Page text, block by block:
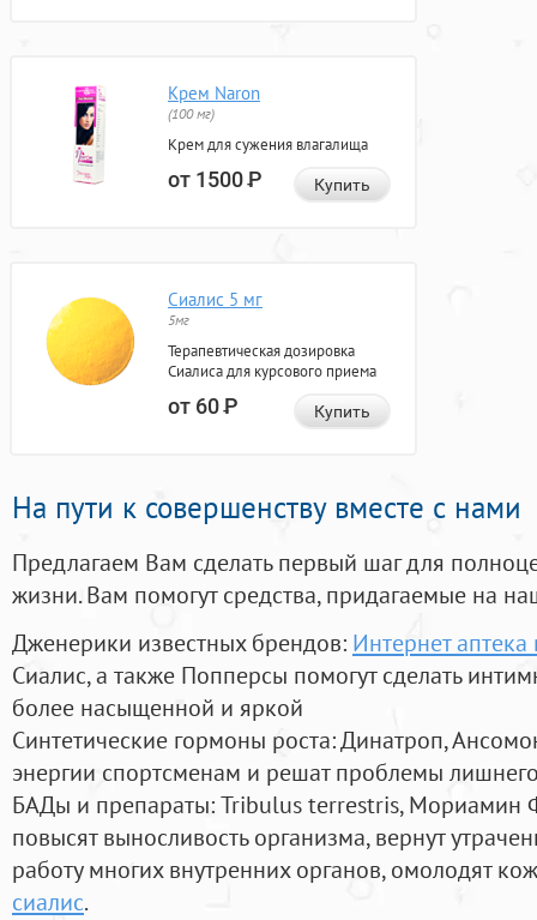
Крем Naron
(100 мг)
Крем для сужения влагалища
от 1500Р Купить
Сиалис 5 мг
5мг
Терапевтическая дозировка
Сиалиса для курсового приема
от 60Р Купить
На пути к совершенству вместе с нами
Предлагаем Вам сделать первый шаг для
жизни. Вам помогут средства, придагаемые на
Дженерики известных брендов: Интернет
Сиалис, а также Попперсы помогут сделать
более насыщенной и яркой
Синтетические гормоны роста: Динатроп,
энергии спортсменам и решат проблемы
БАДы и препараты:Tribulus terrestris, Мориамин
повысят выносливость организма, вернут
работу многих внутренних органов, омолодят
сиалис.